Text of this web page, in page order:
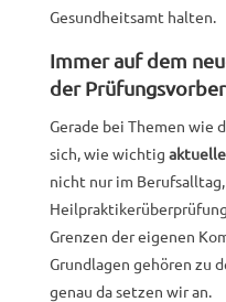
Gesundheitsamt halten.
Immer auf dem
der
Gerade bei Themen wie
sich, wie wichtig
nicht nur im
Grenzen der eigenen
Grundlagen gehören zu
genau da setzen wir an.